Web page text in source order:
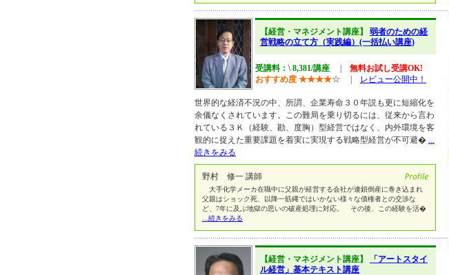
【経営・マネジメント講座】 弱者のための経
営戦略の立て方（実践編）(一括払い講座)
受講料：\ 8,381/講座
無料お試し受講OK!
おすすめ度 ★★★★☆ レビュー公開中！
世界的な経済不況の中、所謂、企業寿命３０年説も更に短縮化を
余儀なくされています。この難局を乗り切るには、従来から言わ
れている３Ｋ（経験、勘、度胸）型経営ではなく、内外環境を客
観的に捉えた重要課題を着実に実現する戦略型経営が不可避� ...
続きをみる
野村 修一 講師
大手化学メーカ在職中に父親が経営する会社が連鎖倒産に巻き込まれ
父親はショック死、以降一筋縄ではいかない様々な債権者との交渉な
ど、7年に及ぶ地獄の思いの破産処理に対応。 その後、この経験を活�
...続きをみる
【経営・マネジメント講座】
「アートスタイ
ル経営」基本テキスト講座